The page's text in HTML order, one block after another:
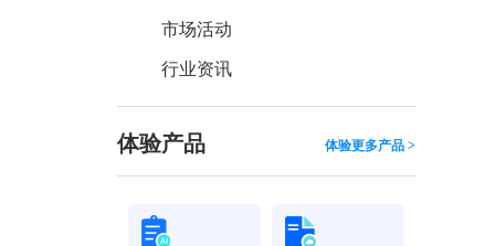
构建一体化协同运营管理平台
智能风控合规
穿透式智能合同
企业人力穿透合规管控
市场活动
行业资讯
体验产品 体验更多产品 >